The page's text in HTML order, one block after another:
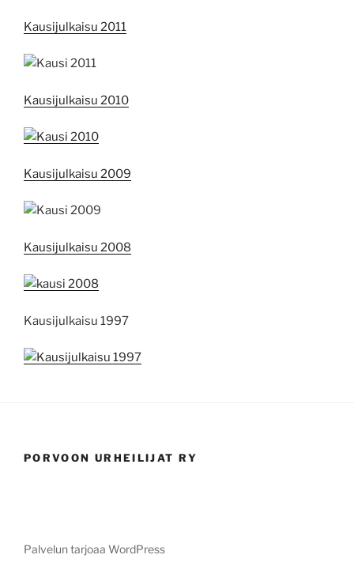
Kausijulkaisu 2011
Kausijulkaisu 2010
Kausijulkaisu 2009
Kausijulkaisu 2008
Kausijulkaisu 1997
PORVOON URHEILIJAT RY
Palvelun tarjoaa WordPress